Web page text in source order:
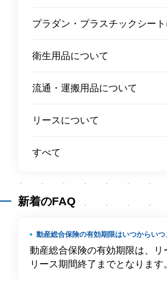
プラダン・プラスチックシー
衛生用品について
流通・運搬用品について
リースについて
すべて
新着のFAQ
動産総合保険の有効期限はいつからいつ
動産総合保険の有効期限は、リ
リース期間終了までとなります